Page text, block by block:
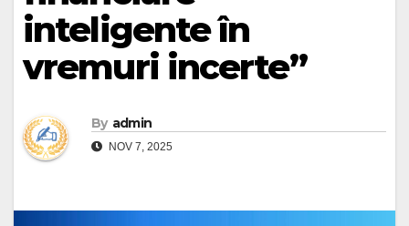
inteligente în
vremuri incerte”
By admin
NOV 7, 2025